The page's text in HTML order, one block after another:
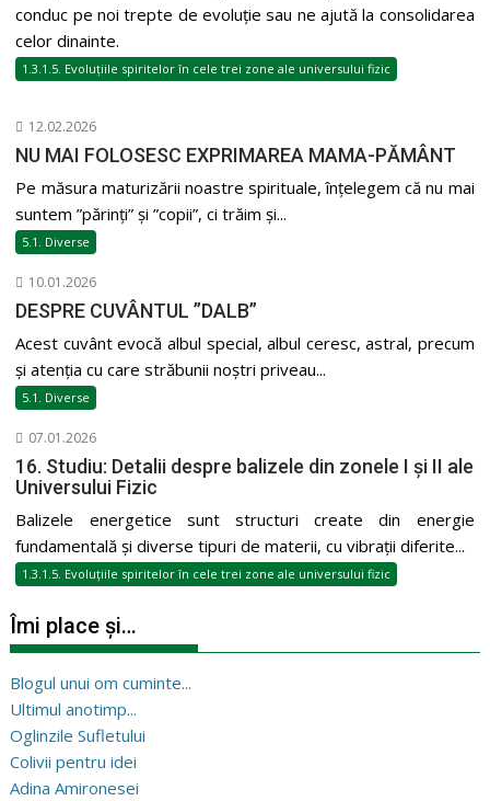
conduc pe noi trepte de evoluție sau ne ajută la consolidarea
celor dinainte.
1.3.1.5. Evoluțiile spiritelor în cele trei zone ale universului fizic
12.02.2026
NU MAI FOLOSESC EXPRIMAREA MAMA-PĂMÂNT
Pe măsura maturizării noastre spirituale, înțelegem că nu mai
suntem ”părinți” și ”copii”, ci trăim și...
5.1. Diverse
10.01.2026
DESPRE CUVÂNTUL ”DALB”
Acest cuvânt evocă albul special, albul ceresc, astral, precum
și atenția cu care străbunii noștri priveau...
5.1. Diverse
07.01.2026
16. Studiu: Detalii despre balizele din zonele I și II ale
Universului Fizic
Balizele energetice sunt structuri create din energie
fundamentală și diverse tipuri de materii, cu vibrații diferite...
1.3.1.5. Evoluțiile spiritelor în cele trei zone ale universului fizic
Îmi place și…
Blogul unui om cuminte...
Ultimul anotimp...
Oglinzile Sufletului
Colivii pentru idei
Adina Amironesei